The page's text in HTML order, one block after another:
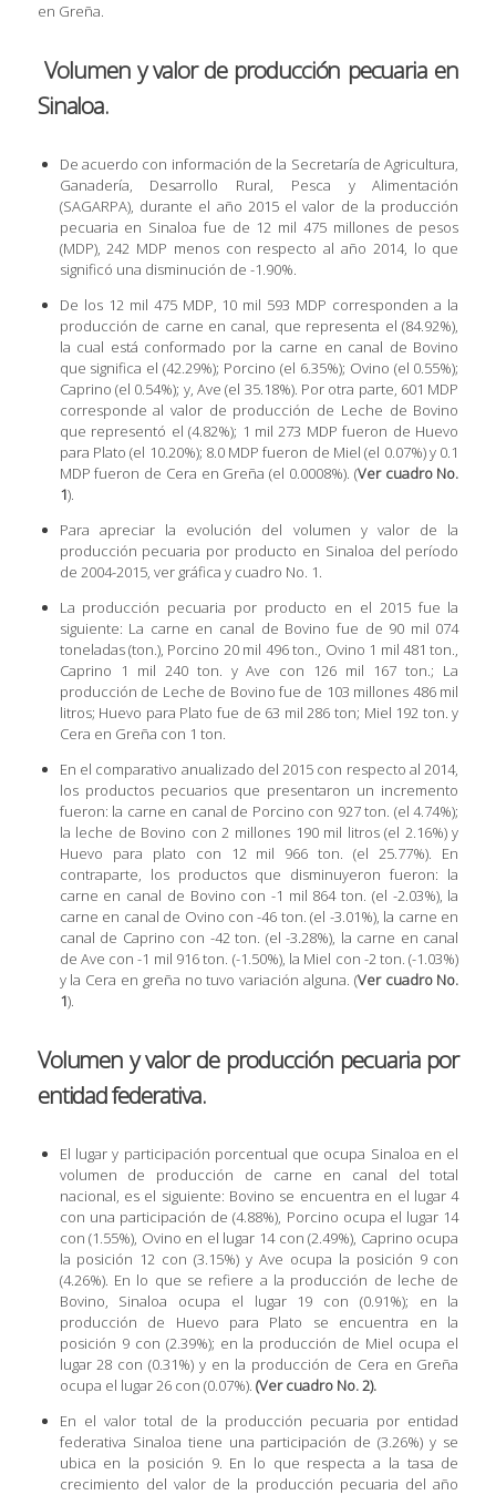
en Greña.
Volumen y valor de producción pecuaria en
Sinaloa.
De acuerdo con información de la Secretaría de Agricultura,
Ganadería, Desarrollo Rural, Pesca y Alimentación
(SAGARPA), durante el año 2015 el valor de la producción
pecuaria en Sinaloa fue de 12 mil 475 millones de pesos
(MDP), 242 MDP menos con respecto al año 2014, lo que
significó una disminución de -1.90%.
De los 12 mil 475 MDP, 10 mil 593 MDP corresponden a la
producción de carne en canal, que representa el (84.92%),
la cual está conformado por la carne en canal de Bovino
que significa el (42.29%); Porcino (el 6.35%); Ovino (el 0.55%);
Caprino (el 0.54%); y, Ave (el 35.18%). Por otra parte, 601 MDP
corresponde al valor de producción de Leche de Bovino
que representó el (4.82%); 1 mil 273 MDP fueron de Huevo
para Plato (el 10.20%); 8.0 MDP fueron de Miel (el 0.07%) y 0.1
MDP fueron de Cera en Greña (el 0.0008%). (Ver cuadro No.
1).
Para apreciar la evolución del volumen y valor de la
producción pecuaria por producto en Sinaloa del período
de 2004-2015, ver gráfica y cuadro No. 1.
La producción pecuaria por producto en el 2015 fue la
siguiente: La carne en canal de Bovino fue de 90 mil 074
toneladas (ton.), Porcino 20 mil 496 ton., Ovino 1 mil 481 ton.,
Caprino 1 mil 240 ton. y Ave con 126 mil 167 ton.; La
producción de Leche de Bovino fue de 103 millones 486 mil
litros; Huevo para Plato fue de 63 mil 286 ton; Miel 192 ton. y
Cera en Greña con 1 ton.
En el comparativo anualizado del 2015 con respecto al 2014,
los productos pecuarios que presentaron un incremento
fueron: la carne en canal de Porcino con 927 ton. (el 4.74%);
la leche de Bovino con 2 millones 190 mil litros (el 2.16%) y
Huevo para plato con 12 mil 966 ton. (el 25.77%). En
contraparte, los productos que disminuyeron fueron: la
carne en canal de Bovino con -1 mil 864 ton. (el -2.03%), la
carne en canal de Ovino con -46 ton. (el -3.01%), la carne en
canal de Caprino con -42 ton. (el -3.28%), la carne en canal
de Ave con -1 mil 916 ton. (-1.50%), la Miel con -2 ton. (-1.03%)
y la Cera en greña no tuvo variación alguna. (Ver cuadro No.
1).
Volumen y valor de producción pecuaria por
entidad federativa.
El lugar y participación porcentual que ocupa Sinaloa en el
volumen de producción de carne en canal del total
nacional, es el siguiente: Bovino se encuentra en el lugar 4
con una participación de (4.88%), Porcino ocupa el lugar 14
con (1.55%), Ovino en el lugar 14 con (2.49%), Caprino ocupa
la posición 12 con (3.15%) y Ave ocupa la posición 9 con
(4.26%). En lo que se refiere a la producción de leche de
Bovino, Sinaloa ocupa el lugar 19 con (0.91%); en la
producción de Huevo para Plato se encuentra en la
posición 9 con (2.39%); en la producción de Miel ocupa el
lugar 28 con (0.31%) y en la producción de Cera en Greña
ocupa el lugar 26 con (0.07%). (Ver cuadro No. 2).
En el valor total de la producción pecuaria por entidad
federativa Sinaloa tiene una participación de (3.26%) y se
ubica en la posición 9. En lo que respecta a la tasa de
crecimiento del valor de la producción pecuaria del año